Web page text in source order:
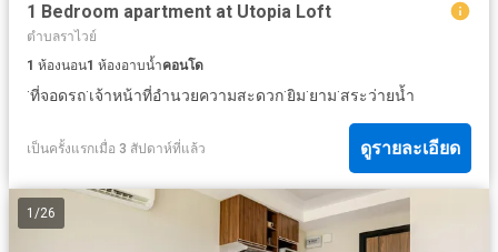
1 Bedroom apartment at Utopia Loft
ตำบลราไวย์
1 ห้องนอน1 ห้องอาบน้ำคอนโด
·ที่จอดรถ·เจ้าหน้าที่อำนวยความสะดวก·ยิม·ยาม·สระว่ายน้ำ
เป็นครั้งแรกเมื่อ 3 สัปดาห์ที่แล้ว ดูรายละเอียด
1 /26